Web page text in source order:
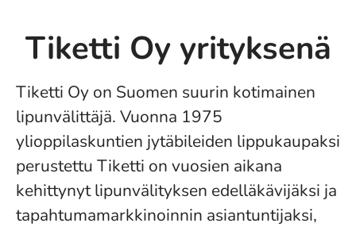
Tiketti Oy yrityksenä
Tiketti Oy on Suomen suurin kotimainen
lipunvälittäjä. Vuonna 1975
ylioppilaskuntien jytäbileiden lippukaupaksi
perustettu Tiketti on vuosien aikana
kehittynyt lipunvälityksen edelläkävijäksi ja
tapahtumamarkkinoinnin asiantuntijaksi,